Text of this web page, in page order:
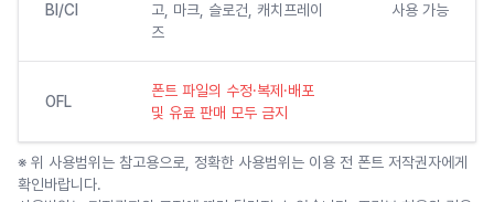
BI/CI
고, 마크, 슬로건, 캐치프레이
즈
사용 가능
OFL
폰트 파일의 수정·복제·배포
및 유료 판매 모두 금지
※ 위 사용범위는 참고용으로, 정확한 사용범위는 이용 전 폰트 저작권자에게
확인바랍니다.